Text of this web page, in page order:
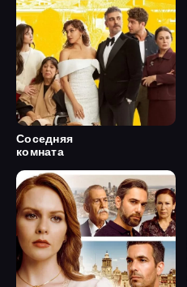
Соседняя
комната